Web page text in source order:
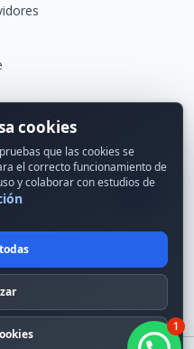
derechos reservados.
de privacidad
Generales 1
cookies
que las cookies se
el correcto funcionamiento de
y colaborar con estudios de